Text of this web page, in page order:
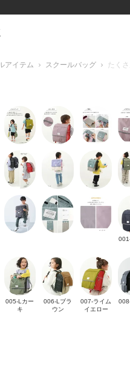
アイテム スクールバッグ たく
005-Lカー
キ
006-Lブラ
ウン
007-ライム
イエロー